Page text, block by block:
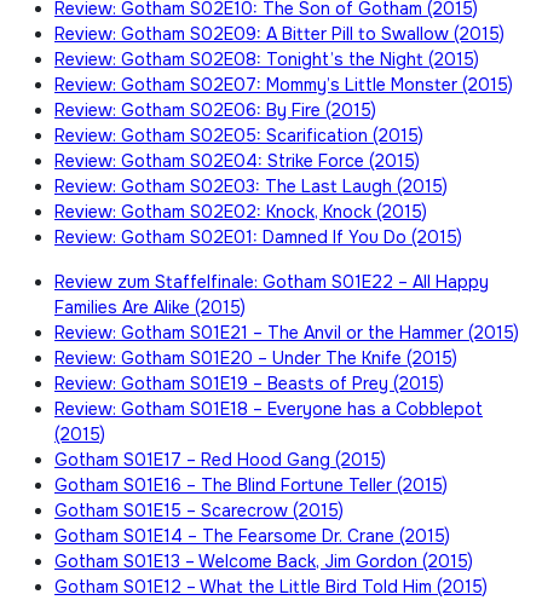
Review: Gotham S02E10: The Son of Gotham (2015)
Review: Gotham S02E09: A Bitter Pill to Swallow (2015)
Review: Gotham S02E08: Tonight’s the Night (2015)
Review: Gotham S02E07: Mommy’s Little Monster (2015)
Review: Gotham S02E06: By Fire (2015)
Review: Gotham S02E05: Scarification (2015)
Review: Gotham S02E04: Strike Force (2015)
Review: Gotham S02E03: The Last Laugh (2015)
Review: Gotham S02E02: Knock, Knock (2015)
Review: Gotham S02E01: Damned If You Do (2015)
Review zum Staffelfinale: Gotham S01E22 – All Happy
Families Are Alike (2015)
Review: Gotham S01E21 – The Anvil or the Hammer (2015)
Review: Gotham S01E20 – Under The Knife (2015)
Review: Gotham S01E19 – Beasts of Prey (2015)
Review: Gotham S01E18 – Everyone has a Cobblepot
(2015)
Gotham S01E17 – Red Hood Gang (2015)
Gotham S01E16 – The Blind Fortune Teller (2015)
Gotham S01E15 – Scarecrow (2015)
Gotham S01E14 – The Fearsome Dr. Crane (2015)
Gotham S01E13 – Welcome Back, Jim Gordon (2015)
Gotham S01E12 – What the Little Bird Told Him (2015)